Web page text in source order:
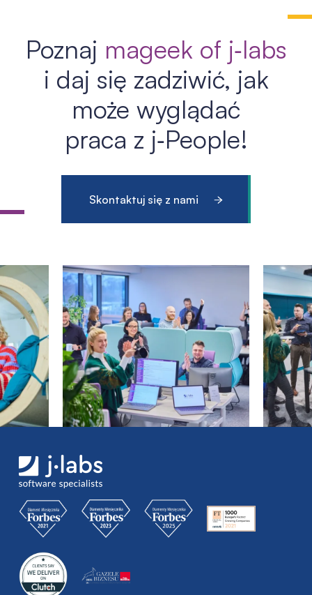
Poznaj mageek of j‑labs
i daj się zadziwić, jak
może wyglądać
praca z j‑People!
Skontaktuj się z nami